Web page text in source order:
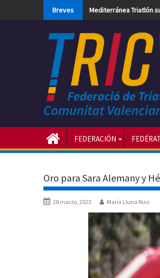
Breves Mediterránea Triatlón
FEDERACIÓN
Oro para Sara Alemany y
28 marzo, 2023 María Lluna Ruiz